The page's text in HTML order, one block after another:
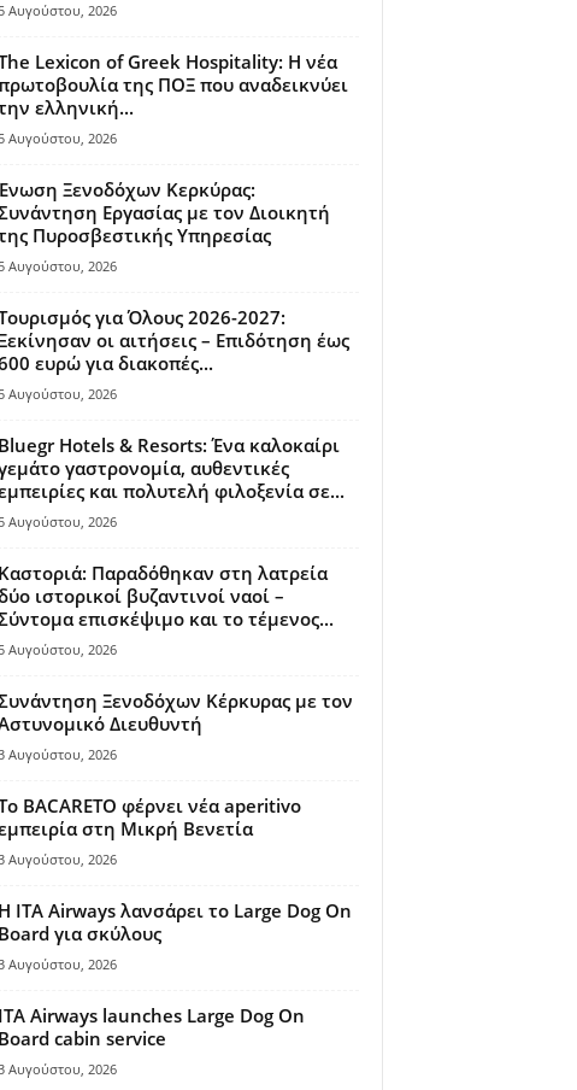
Αυγούστου, 2026
Lexicon of Greek Hospitality: Η νέα
της ΠΟΞ που αναδεικνύει
ελληνική...
Αυγούστου, 2026
Ξενοδόχων Κερκύρας:
Εργασίας με τον Διοικητή
Πυροσβεστικής Υπηρεσίας
Αυγούστου, 2026
για Όλους 2026-2027:
οι αιτήσεις – Επιδότηση έως
ευρώ για διακοπές...
Αυγούστου, 2026
Bluegr Hotels & Resorts: Ένα καλοκαίρι
γαστρονομία, αυθεντικές
και πολυτελή φιλοξενία σε...
Αυγούστου, 2026
Καστοριά: Παραδόθηκαν στη λατρεία
ιστορικοί βυζαντινοί ναοί –
επισκέψιμο και το τέμενος...
Αυγούστου, 2026
Ξενοδόχων Κέρκυρας με τον
Διευθυντή
Αυγούστου, 2026
BACARETO φέρνει νέα aperitivo
στη Μικρή Βενετία
Αυγούστου, 2026
Η ITA Airways λανσάρει το Large Dog On
Board για σκύλους
Αυγούστου, 2026
ITA Airways launches Large Dog On
Board cabin service
Αυγούστου, 2026